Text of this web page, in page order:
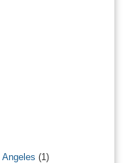
(1)